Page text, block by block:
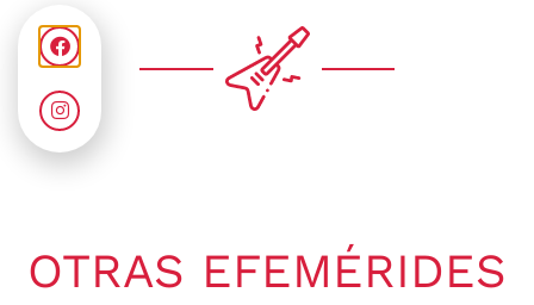
OTRAS EFEMÉRIDES